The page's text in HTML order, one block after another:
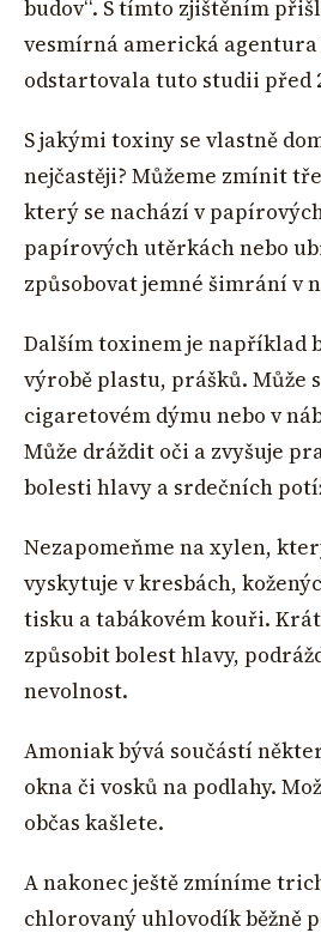
budov“. S tímto zjištěním
vesmírná americká agentura
odstartovala tuto studii před
S jakými toxiny se vlastně
nejčastěji? Můžeme zmínit
který se nachází v
papírových utěrkách nebo
způsobovat jemné šimrání v
Dalším toxinem je například
výrobě plastu, prášků. Může
cigaretovém dýmu nebo v
Může dráždit oči a zvyšuje
bolesti hlavy a srdečních
Nezapomeňme na xylen,
vyskytuje v kresbách,
tisku a tabákovém kouři.
způsobit bolest hlavy,
nevolnost.
Amoniak bývá součástí
okna či vosků na podlahy.
občas kašlete.
A nakonec ještě zmíníme
chlorovaný uhlovodík běžně